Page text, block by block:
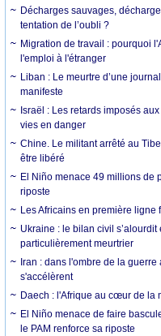
Décharges sauvages,
tentation de l’oubli ?
Migration de travail : pourquoi
l'emploi à l'étranger
Liban : Le meurtre d’une
manifeste
Israël : Les retards imposés
vies en danger
Chine. Le militant arrêté au
être libéré
El Niño menace 49 millions de
riposte
Les Africains en première ligne
Ukraine : le bilan civil
particulièrement meurtrier
Iran : dans l'ombre de la
s'accélèrent
Daech : l'Afrique au cœur de la
El Niño menace de faire
le PAM renforce sa riposte